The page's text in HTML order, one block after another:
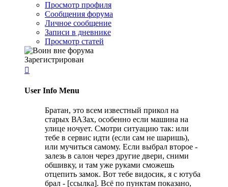
Просмотр профиля
Сообщения форума
Личное сообщение
Записи в дневнике
Просмотр статей
Зарегистрирован

User Info Menu
Братан, это всем известный прикол на
старых ВАЗах, особенно если машина на
улице ночует. Смотри ситуацию так: или
тебе в сервис идти (если сам не шаришь),
или мучиться самому. Если выбрал второе -
залезь в салон через другие двери, сними
обшивку, и там уже руками сможешь
отцепить замок. Вот тебе видосик, я с ютуба
брал - [ссылка]. Всё по пунктам показано,